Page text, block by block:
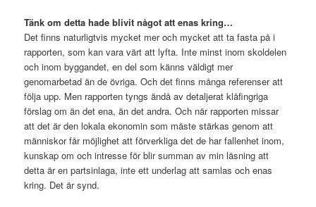
Tänk om detta hade blivit något att enas kring…
Det finns naturligtvis mycket mer och mycket att ta fasta på i
rapporten, som kan vara värt att lyfta. Inte minst inom skoldelen
och inom byggandet, en del som känns väldigt mer
genomarbetad än de övriga. Och det finns många referenser att
följa upp. Men rapporten tyngs ändå av detaljerat klåfingriga
förslag om än det ena, än det andra. Och när rapporten missar
att det är den lokala ekonomin som måste stärkas genom att
människor får möjlighet att förverkliga det de har fallenhet inom,
kunskap om och intresse för blir summan av min läsning att
detta är en partsinlaga, inte ett underlag att samlas och enas
kring. Det är synd.